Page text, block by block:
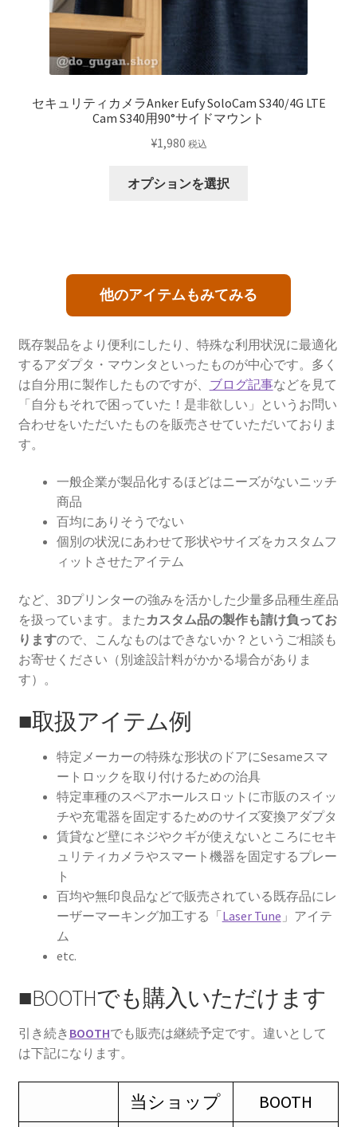
セキュリティカメラAnker Eufy SoloCam S340/4G LTE
Cam S340用90°サイドマウント
¥1,980 税込
オプションを選択
は
複
数
バ
リ
エ
ー
シ
ン
り
オ
プ
シ
ョ
ペ
ー
ジ
か
ら
選
で
き
他のアイテムもみてみる
既存製品をより便利にしたり、特殊な利用状況に最適化
するアダプタ・マウンタといったものが中心です。多く
は自分用に製作したものですが、 ブログ記事などを見て
「自分もそれで困っていた！是非欲しい」というお問い
合わせをいただいたものを販売させていただいておりま
す。
一般企業が製品化するほどはニーズがないニッチ
商品
百均にありそうでない
個別の状況にあわせて形状やサイズをカスタムフ
ィットさせたアイテム
など、3Dプリンターの強みを活かした少量多品種生産品
を扱っています。また カスタム品の製作も請け負ってお
りますので、こんなものはできないか？というご相談も
お寄せください（別途設計料がかかる場合がありま
す）。
■取扱アイテム例
特定メーカーの特殊な形状のドアにSesameスマ
ートロックを取り付けるための治具
特定車種のスペアホールスロットに市販のスイッ
チや充電器を固定するためのサイズ変換アダプタ
賃貸など壁にネジやクギが使えないところにセキ
ュリティカメラやスマート機器を固定するプレー
ト
百均や無印良品などで販売されている既存品にレ
ーザーマーキング加工する「Laser Tune 」アイテ
ム
etc.
■BOOTHでも購入いただけます
引き続き BOOTHでも販売は継続予定です。違いとして
は下記になります。
当ショップ BOOTH